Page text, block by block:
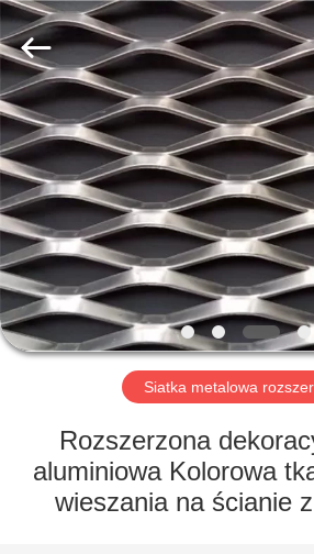
DOM
PRODUKTY
O
NAS
WYCIECZKA
FABRYCE
KONTROLA
PING
XI
RUN
METAL
MESH
CO.,LTD.
All
Rights
Reserved.
Siatka metalowa
Rozszerzona
aluminiowa Kolorowa
wieszania na ścianie